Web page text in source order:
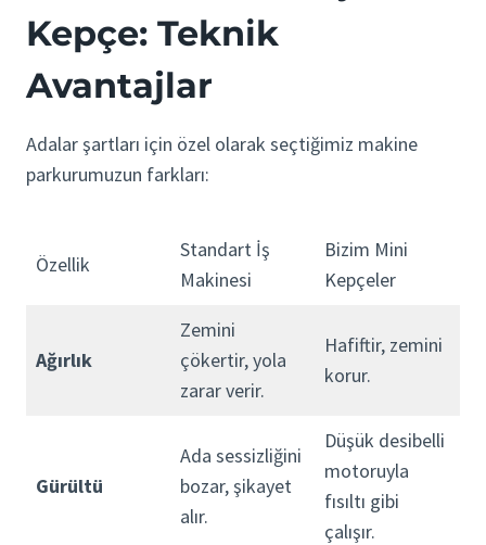
Kepçe: Teknik
Avantajlar
Adalar şartları için özel olarak seçtiğimiz makine
parkurumuzun farkları:
Özellik
Standart İş
Makinesi
Bizim Mini
Kepçeler
Ağırlık
Zemini
çökertir, yola
zarar verir.
Hafiftir, zemini
korur.
Gürültü
Ada sessizliğini
bozar, şikayet
alır.
Düşük desibelli
motoruyla
fısıltı gibi
çalışır.